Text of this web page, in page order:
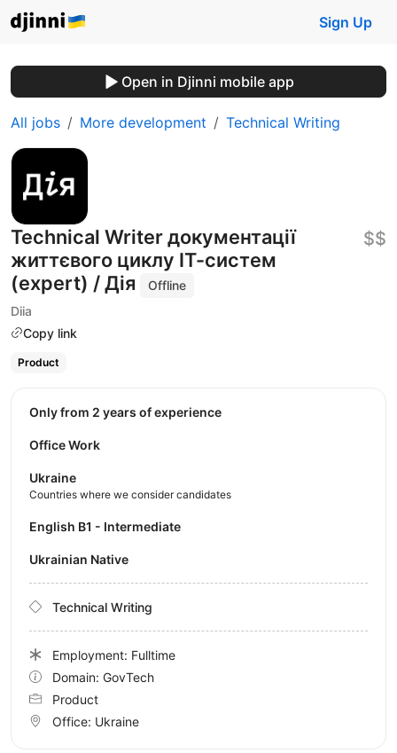
Sign Up
Open in Djinni mobile app
All jobs More development Technical Writing
Technical Writer документації
життєвого циклу ІТ-систем
(expert) / Дія
Offline
Diia
Copy link
$$
Product
Only from 2 years of experience
Office Work
Ukraine
Countries where we consider candidates
English B1 - Intermediate
Ukrainian Native
Technical Writing
Employment: Fulltime
Domain: GovTech
Product
Office: Ukraine